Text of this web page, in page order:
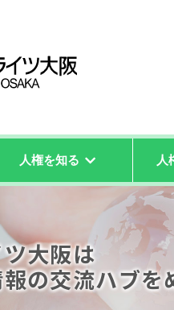
人権を知る 人
大阪は
の交流ハブを